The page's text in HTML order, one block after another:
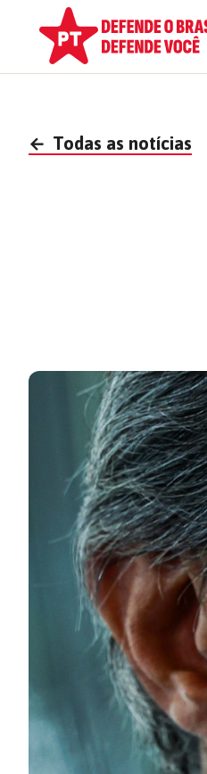
← Todas as notícias